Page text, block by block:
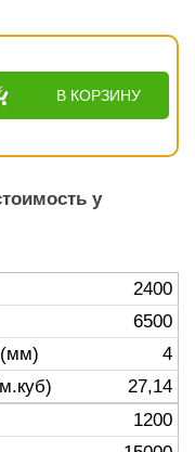
В КОРЗИНУ
у
2400
6500
4
27,14
1200